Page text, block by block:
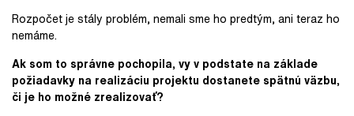
Rozpočet je stály problém, nemali sme ho predtým, ani teraz ho
nemáme.
Ak som to správne pochopila, vy v podstate na základe
požiadavky na realizáciu projektu dostanete spätnú väzbu,
či je ho možné zrealizovať?